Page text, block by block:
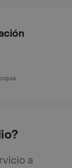
a